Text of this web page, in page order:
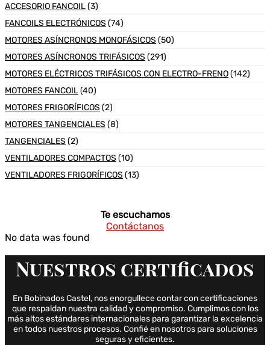
ACCESORIO FANCOIL(3)
FANCOILS ELECTRÓNICOS (74)
MOTORES ASÍNCRONOS MONOFÁSICOS (50)
MOTORES ASÍNCRONOS TRIFÁSICOS (291)
MOTORES ELÉCTRICOS TRIFÁSICOS CON ELECTRO-FRENO(142)
MOTORES FANCOIL(40)
MOTORES FRIGORÍFICOS (2)
MOTORES TANGENCIALES (8)
TANGENCIALES (2)
VENTILADORES COMPACTOS (10)
VENTILADORES FRIGORÍFICOS (13)
Te escuchamos
Contáctanos
No data was found
Nuestros certificados
En Bobinados Castel, nos enorgullece contar con certificaciones
que respaldan nuestra calidad y compromiso. Cumplimos con los
más altos estándares internacionales para garantizar la excelencia
en todos nuestros procesos. Confié en nosotros para soluciones
seguras y eficientes.